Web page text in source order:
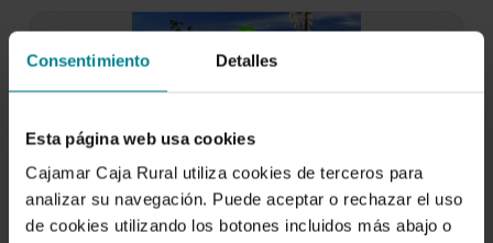
Consentimiento Detalles
Esta página web usa cookies
Cajamar Caja Rural utiliza cookies de terceros para
analizar su navegación. Puede aceptar o rechazar el uso
de cookies utilizando los botones incluidos más abajo o